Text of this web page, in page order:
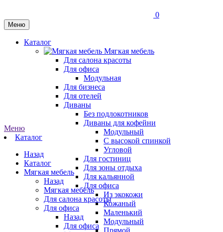
0
Меню
Каталог
Мягкая мебель
Для салона красоты
Для офиса
Модульная
Для бизнеса
Для отелей
Диваны
Без подлокотников
Диваны для кофейни
Модульный
С высокой спинкой
Угловой
Для гостиниц
Для зоны отдыха
Для кальянной
Для офиса
Из экокожи
Кожаный
Маленький
Модульный
Прямой
Меню
Каталог
Назад
Каталог
Мягкая мебель
Назад
Мягкая мебель
Для салона красоты
Для офиса
Назад
Для офиса